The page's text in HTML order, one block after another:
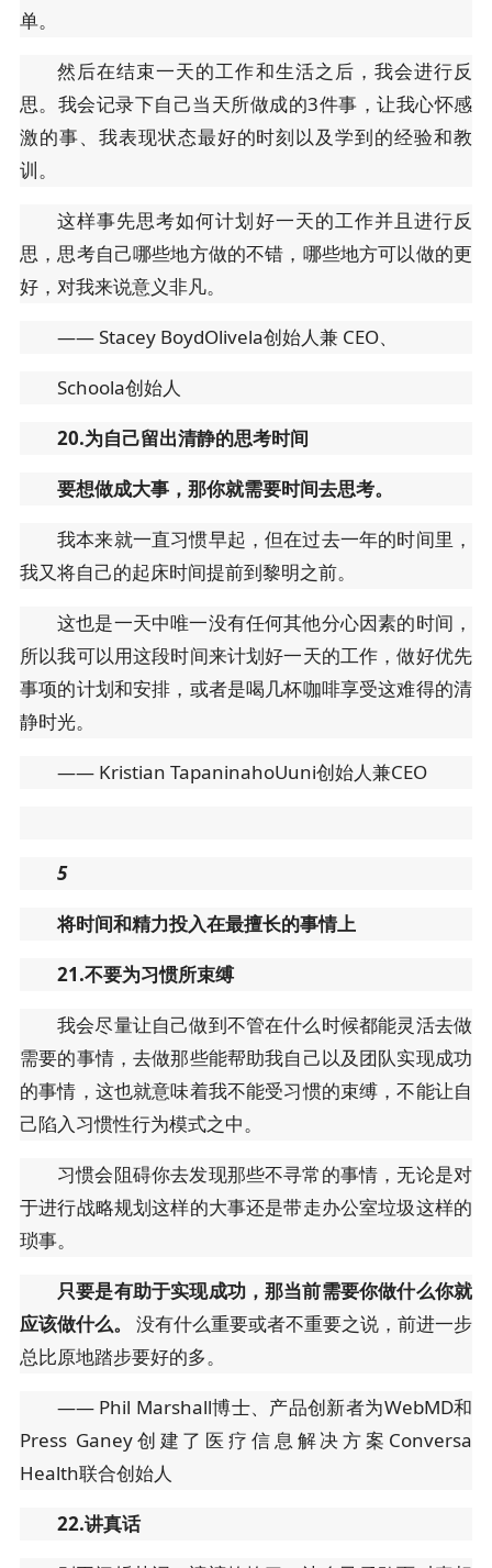
单。
然后在结束一天的工作和生活之后，我会进行反
思。我会记录下自己当天所做成的3件事，让我心怀感
激的事、我表现状态最好的时刻以及学到的经验和教
训。
这样事先思考如何计划好一天的工作并且进行反
思，思考自己哪些地方做的不错，哪些地方可以做的更
好，对我来说意义非凡。
—— Stacey BoydOlivela创始人兼 CEO、
Schoola创始人
20.为自己留出清静的思考时间
要想做成大事，那你就需要时间去思考。
我本来就一直习惯早起，但在过去一年的时间里，
我又将自己的起床时间提前到黎明之前。
这也是一天中唯一没有任何其他分心因素的时间，
所以我可以用这段时间来计划好一天的工作，做好优先
事项的计划和安排，或者是喝几杯咖啡享受这难得的清
静时光。
—— Kristian TapaninahoUuni创始人兼CEO
5
将时间和精力投入在最擅长的事情上
21.不要为习惯所束缚
我会尽量让自己做到不管在什么时候都能灵活去做
需要的事情，去做那些能帮助我自己以及团队实现成功
的事情，这也就意味着我不能受习惯的束缚，不能让自
己陷入习惯性行为模式之中。
习惯会阻碍你去发现那些不寻常的事情，无论是对
于进行战略规划这样的大事还是带走办公室垃圾这样的
琐事。
只要是有助于实现成功，那当前需要你做什么你就
应该做什么。 没有什么重要或者不重要之说，前进一步
总比原地踏步要好的多。
—— Phil Marshall博士、产品创新者为WebMD和
Press Ganey创建了医疗信息解决方案Conversa
Health联合创始人
22.讲真话